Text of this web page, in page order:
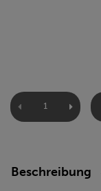
Beschreibung